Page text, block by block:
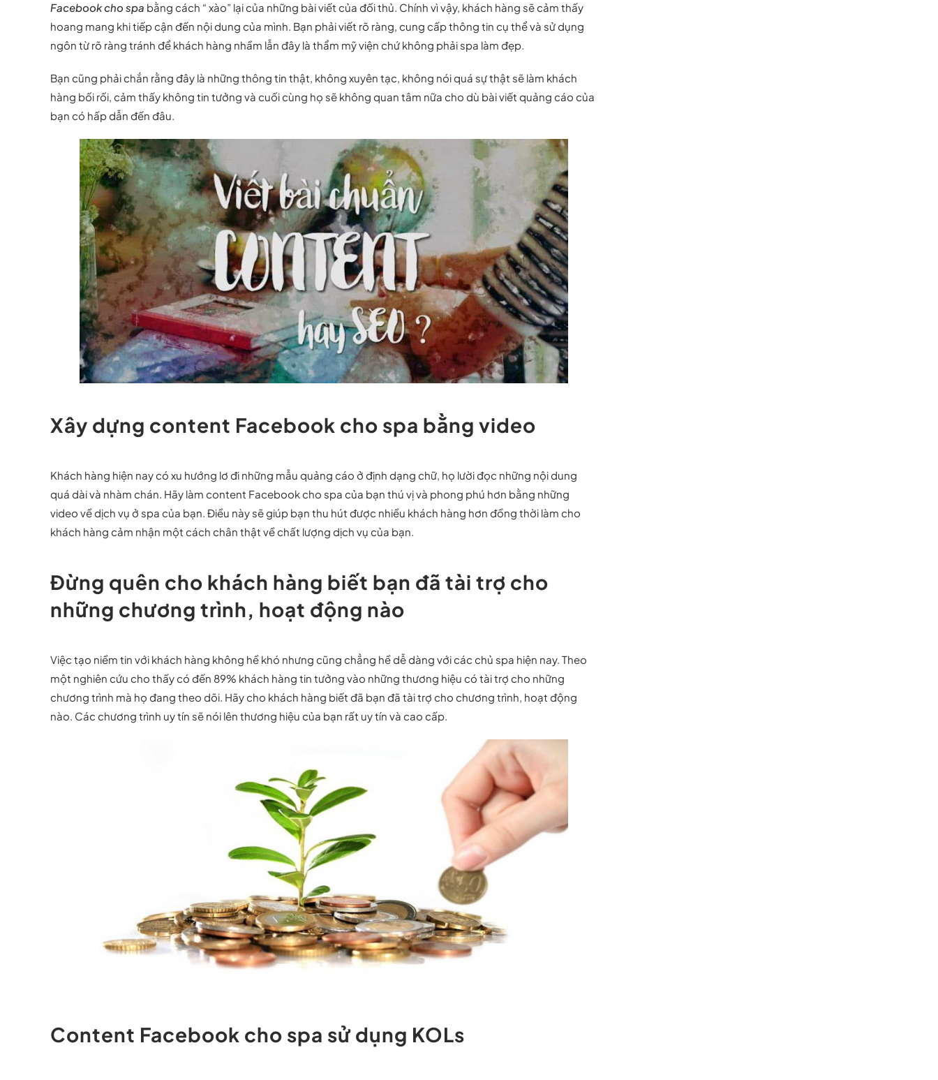
Facebook cho spa bằng cách “ xào” lại của những bài viết của đối thủ. Chính vì vậy, khách hàng sẽ cảm thấy
hoang mang khi tiếp cận đến nội dung của mình. Bạn phải viết rõ ràng, cung cấp thông tin cụ thể và sử dụng
ngôn từ rõ ràng tránh để khách hàng nhầm lẫn đây là thẩm mỹ viện chứ không phải spa làm đẹp.
Bạn cũng phải chắn rằng đây là những thông tin thật, không xuyên tạc, không nói quá sự thật sẽ làm khách
hàng bối rối, cảm thấy không tin tưởng và cuối cùng họ sẽ không quan tâm nữa cho dù bài viết quảng cáo của
bạn có hấp dẫn đến đâu.
Xây dựng content Facebook cho spa bằng video
Khách hàng hiện nay có xu hướng lơ đi những mẫu quảng cáo ở định dạng chữ, họ lười đọc những nội dung
quá dài và nhàm chán. Hãy làm content Facebook cho spa của bạn thú vị và phong phú hơn bằng những
video về dịch vụ ở spa của bạn. Điều này sẽ giúp bạn thu hút được nhiều khách hàng hơn đồng thời làm cho
khách hàng cảm nhận một cách chân thật về chất lượng dịch vụ của bạn.
Đừng quên cho khách hàng biết bạn đã tài trợ cho
những chương trình, hoạt động nào
Việc tạo niềm tin với khách hàng không hề khó nhưng cũng chẳng hề dễ dàng với các chủ spa hiện nay. Theo
một nghiên cứu cho thấy có đến 89% khách hàng tin tưởng vào những thương hiệu có tài trợ cho những
chương trình mà họ đang theo dõi. Hãy cho khách hàng biết đã bạn đã tài trợ cho chương trình, hoạt động
nào. Các chương trình uy tín sẽ nói lên thương hiệu của bạn rất uy tín và cao cấp.
Content Facebook cho spa sử dụng KOLs